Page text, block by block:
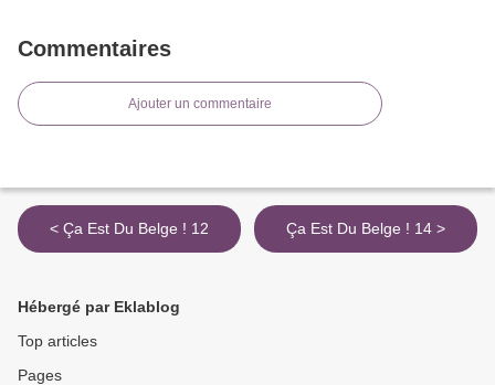
Commentaires
Ajouter un commentaire
< Ça Est Du Belge ! 12 Ça Est Du Belge ! 14 >
Hébergé par Eklablog
Top articles
Pages